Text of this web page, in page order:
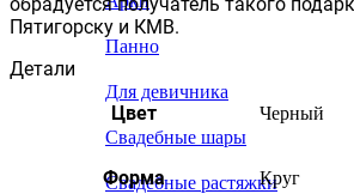
Панно
Для девичника
Свадебные шары
Свадебные растяжки
Пятигорску и КМВ.
Детали
Цвет
Черный
Форма Круг